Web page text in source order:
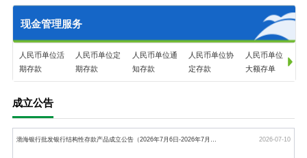
现金管理服务
人民币单位活
期存款
人民币单位定
期存款
人民币单位通
知存款
人民币单位协
定存款
人民币单位
大额存单
成立公告
2026-07-10